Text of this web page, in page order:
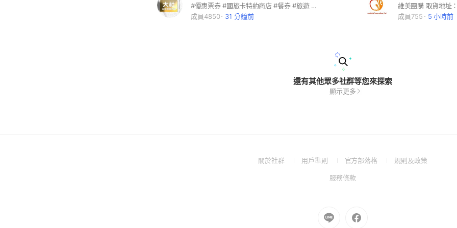
#優惠票券 #國旅卡特約商店 #餐券 #旅遊 #全台美食 #王品系列 #萬豪酒店 #饗食天堂 #海港系列 #吃喝玩樂 #住宿券 #各大樂園 #飯店 #連鎖餐飲 #家樂福禮券 #7-11商品卡 #離島旅遊 #國內旅遊 #機票 #船票 #小琉球 #團媽合作 #親子同樂 #電子券 #實體通路 #代訂房 #船票 #自由行 #客製化旅遊 #簽證 #KOL合作 #多元支付 #全球網卡 #即買即用 #團購 #公司行號 #職工福委 #員工聚餐 #自助餐 #福利
成員4850
31 分鐘前
成員755
5 小時前
還有其他眾多社群等您來探索
顯示更多
關於社群
(Open用戶準則
(Open
a
官方部落格
(Open規則及政策(Open
服務條款(Open
window)
Go
to
Go
to